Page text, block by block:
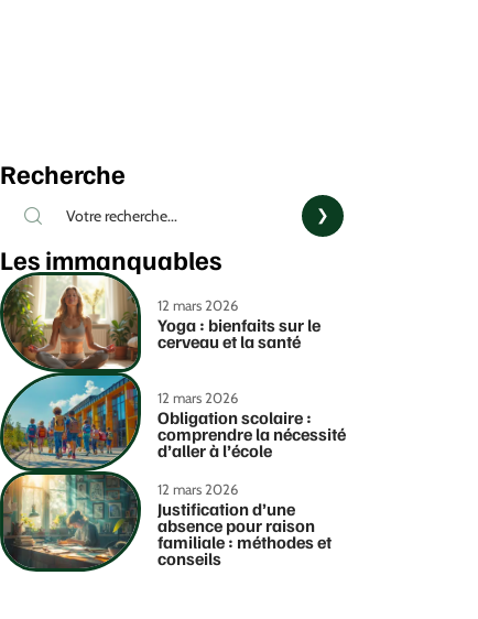
Recherche
Les immanquables
12 mars 2026
Yoga : bienfaits sur le
cerveau et la santé
12 mars 2026
Obligation scolaire :
comprendre la nécessité
d’aller à l’école
12 mars 2026
Justification d’une
absence pour raison
familiale : méthodes et
conseils